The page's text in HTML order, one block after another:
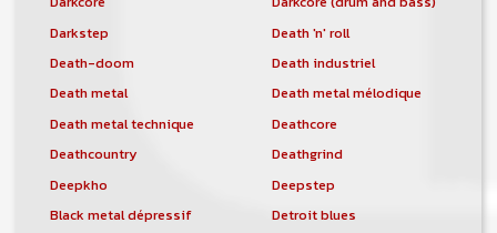
Darkstep
Death 'n' roll
Death-doom
Death industriel
Death metal
Death metal mélodique
Death metal technique
Deathcore
Deathcountry
Deathgrind
Deepkho
Deepstep
Black metal dépressif
Detroit blues